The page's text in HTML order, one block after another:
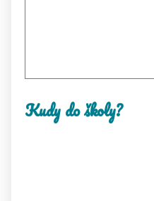
Kudy do školy?